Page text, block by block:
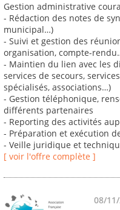
Gestion administrative
- Rédaction des notes de
municipal…)
- Suivi et gestion des
organisation, compte-
- Maintien du lien avec les
services de secours,
spécialisés, associations…)
- Gestion téléphonique,
différents partenaires
- Reporting des activités
- Préparation et exécution
- Veille juridique et
[ voir l'offre complète ]
08/